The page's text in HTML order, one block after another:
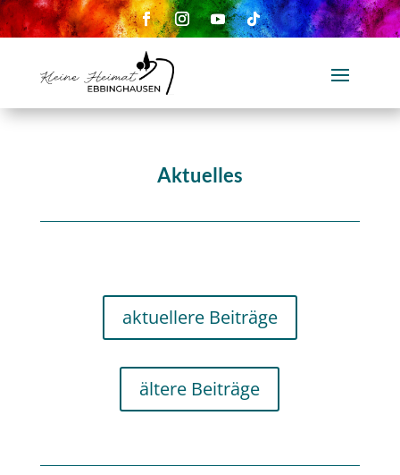
Aktuelles
aktuellere Beiträge
ältere Beiträge